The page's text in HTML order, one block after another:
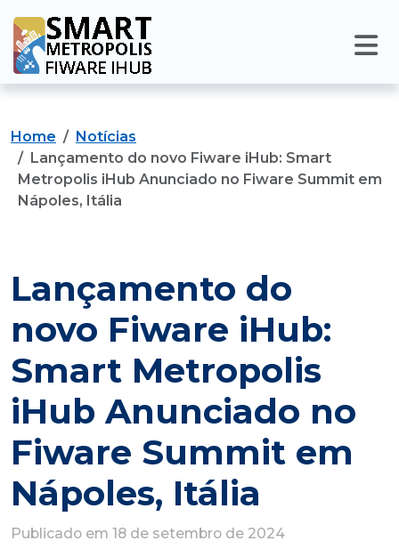
Home
Notícias
Lançamento do novo Fiware iHub: Smart
Metropolis iHub Anunciado no Fiware Summit em
Nápoles, Itália
Lançamento do
novo Fiware iHub:
Smart Metropolis
iHub Anunciado no
Fiware Summit em
Nápoles, Itália
Publicado em 18 de setembro de 2024